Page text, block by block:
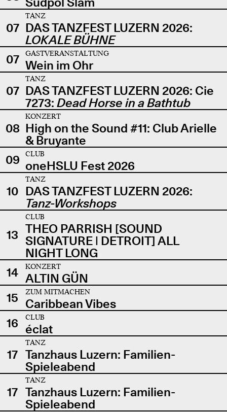
07
TANZ
DAS TANZFEST LUZERN 2026:
LOKALE BÜHNE
07
GASTVERANSTALTUNG
Wein im Ohr
07
TANZ
DAS TANZFEST LUZERN 2026: Cie
7273: Dead Horse in a Bathtub
08
KONZERT
High on the Sound #11: Club Arielle
& Bruyante
09
CLUB
oneHSLU Fest 2026
10
TANZ
DAS TANZFEST LUZERN 2026:
Tanz-Workshops
13
CLUB
THEO PARRISH [SOUND
SIGNATURE | DETROIT] ALL
NIGHT LONG
14
KONZERT
ALTIN GÜN
15
ZUM MITMACHEN
Caribbean Vibes
16
CLUB
éclat
17
TANZ
Tanzhaus Luzern: Familien-
Spieleabend
17
TANZ
Tanzhaus Luzern: Familien-
Spieleabend